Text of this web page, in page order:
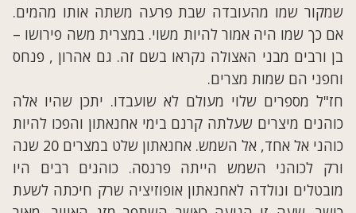
שמקור שמו מהעובדה שבת פרעה משתה אותו מהמים.
אם כך שמו היה אמור להיות משוי. במצרית משה פירושו –
בן ורבים מבני האצולה נקראו בשם זה. גם אהרון , פנחס
וחפני הם שמות מצרים.
חז"ל מספרים שלוי מעולם לא שועבדו. יתכן שהיו אלה
כוהנים מיצרים שעלתה קרנם בימי אחנאתון והפכו להיות
כוהני אל אחד, אל השמש. אחנאתון שלט במצרים 20 שנה
ורק לכוהני השמש הייתה פרנסה. כוהנים רבים היו
מובטלים ונולדה לאחנאתון אופוזיציה שרק חיכתה לשעת